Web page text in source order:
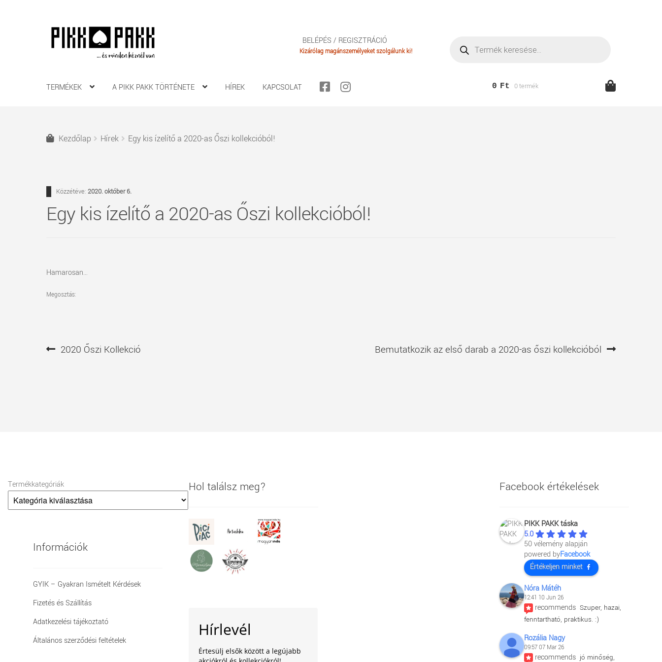
Ugrás
navigációhoz
Kilépés
tartalomba
BELÉPÉS / REGISZTRÁCIÓ
search
TERMÉKEK A PIKK PAKK TÖRTÉNETE HÍREK KAPCSOLAT 0 Ft 0 termék
Kezdőlap Hírek Egy kis ízelítő a 2020-as Őszi kollekcióból!
Közzétéve:2020. október 6.
Egy kis ízelítő a 2020-as Őszi kollekcióból!
Hamarosan…
Megosztás:
Bejegyzés
Előző
2020 Őszi Kollekció
Következő
Bemutatkozik az első darab a 2020-as őszi kollekcióból
Termékkategóriák
Információk
GYIK – Gyakran Ismételt Kérdések
Fizetés és Szállítás
Adatkezelési tájékoztató
Általános szerződési feltételek
Hol találsz meg?
Hírlevél
Értesülj elsők között a legújabb
Facebook értékelések
PIKK PAKK táska
5.0
50 vélemény alapján
powered byFacebook
Értékeljen minket
Nóra Mátéh
12:41 10 Jun 26
recommends Szuper, hazai,
fenntartható, praktikus. :)
Rozália Nagy
09:57 07 Mar 26
recommends jó minőség,